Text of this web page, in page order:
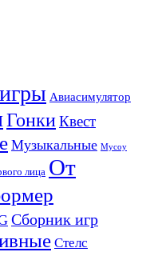
Авиасимулятор
ГонкиКвест
Музыкальные Мусоу
лица От
Сборник игр
Стелс